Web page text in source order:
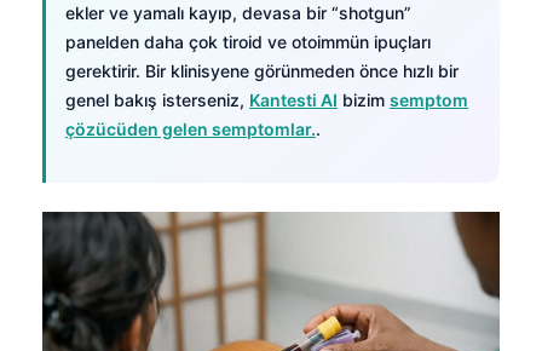
ekler ve yamalı kayıp, devasa bir “shotgun”
panelden daha çok tiroid ve otoimmün ipuçları
gerektirir. Bir klinisyene görünmeden önce hızlı bir
genel bakış isterseniz, Kantesti AI bizim semptom
çözücüden gelen semptomlar..